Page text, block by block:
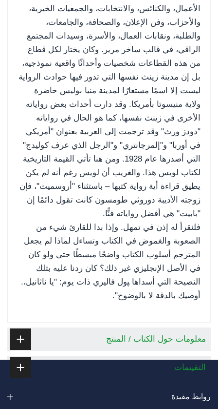
الأعمال، والكنائس، والانتخابات، والجمعيات الخيرية،
والأحزاب، وفن الإعلان، والصحافة، والجامعات،
والطلبة، ونقابات العمال، والأسرة، وسيدات المجتمع
الراقي، في قالب ساخر مرير. وكان يختار لكل قطاع
من هذه القطاعات شخصيات وأحداثًا واقعية نموذجية،
بل إن مدينة زينث نفسها التي تدور فيها حوادث الرواية
ليست إلا اسمًا مستعارًا لمدينة منيا بوليس حاضرة
ولاية منيسوتا بأمريكا. وقد دارت أحداث بعض رواياته
الأخرى في زينث نفسها، كما هو الحال في رواياته
"دودز ورث" وقد ترجمت إلى العربية بعنوان "أمريكي
في أوربا" و"إلمرجانتري" و"الرجل الذي عرف كوليدج"
التي أصدرها عام 1928. ومن هنا تأتي القيمة التاريخية
لكتاب لويس هذا. والغريب أن لويس رغم أنه لم يكن
يطيق قراءة أية رواية كتبها – باستثناء "أروسميث"، فإن
زوجته الأديبة دوروثي طومسون كانت تقول دائمًا إن
"بابيت" هي أفضل رواياته فنًّا.
فلنقرأ له إذن في تمهل. وإذا بدا للقارئ شيء من
الصعوبة والغموض في الكتاب وتساءل لماذا لم يجعل
المترجم أسلوب الكتاب واضحًا مبسطًا حتى ولو كان
في الأصل الإنجليزي غير ذلك؟ كان ردنا عليه بتلك
النصيحة التي أسداها ﭙول فاليري ذات يوم: "يا ناثانيل،.
أوصيك بالدقة لا بالوضوح".
معلومات حول الكتاب / المنتج
التقييمات
روابط مفيدة